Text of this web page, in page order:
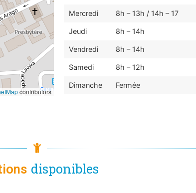
contributors
Mercredi 8h – 13h / 14h – 17
Jeudi 8h – 14h
Vendredi 8h – 14h
Samedi 8h – 12h
Dimanche Fermée
disponibles